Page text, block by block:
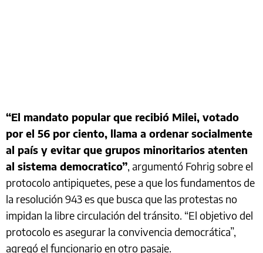
“El mandato popular que recibió Milei, votado
por el 56 por ciento, llama a ordenar socialmente
al país y evitar que grupos minoritarios atenten
al sistema democratico”, argumentó Fohrig sobre el
protocolo antipiquetes, pese a que los fundamentos de
la resolución 943 es que busca que las protestas no
impidan la libre circulación del tránsito. “El objetivo del
protocolo es asegurar la convivencia democrática”,
agregó el funcionario en otro pasaje.